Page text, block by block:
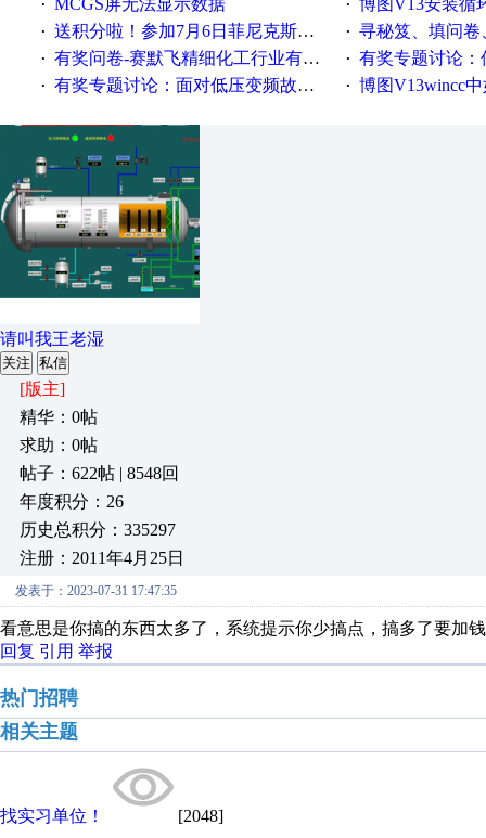
· MCGS屏无法显示数据 · 博图V13安装循环重启
· 送积分啦！参加7月6日菲尼克斯在线研讨会即得 · 寻秘笈、填问卷
· 有奖问卷-赛默飞精细化工行业有奖调查来袭！ · 有奖专题讨论：伺服选择
· 有奖专题讨论：面对低压变频故障，老手是这样解决的！ · 博图V13wincc中如何
请叫我王老湿
关注 私信
[版主]
精华：0帖
求助：0帖
帖子：622帖 | 8548回
年度积分：26
历史总积分：335297
注册：2011年4月25日
发表于：2023-07-31 17:47:35
看意思是你搞的东西太多了，系统提示你少搞点，搞多了要加
回复 引用 举报
热门招聘
相关主题
找实习单位！ [2048]